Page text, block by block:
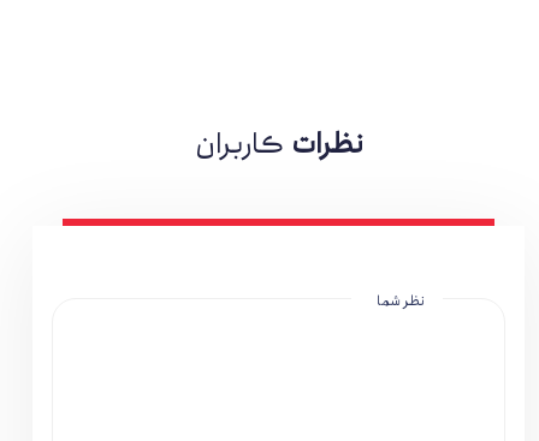
نظرات کاربران
نظر شما